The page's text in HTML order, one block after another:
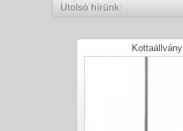
Utolsó hírünk:
Kottaállvány